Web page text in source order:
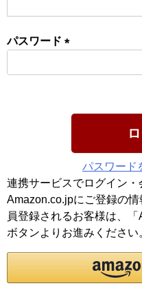
パスワード
須)
パスワード
連携サービスでログイン・
Amazon.co.jpにご登録の
員登録されるお客様は、
ボタンよりお進みください